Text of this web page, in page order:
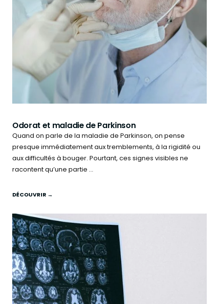
Odorat et maladie de Parkinson
Quand on parle de la maladie de Parkinson, on pense
presque immédiatement aux tremblements, à la rigidité ou
aux difficultés à bouger. Pourtant, ces signes visibles ne
racontent qu’une partie ...
DÉCOUVRIR →